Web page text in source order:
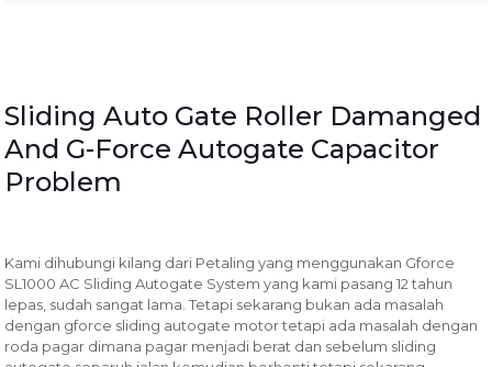
Sliding Auto Gate Roller Damanged
And G-Force Autogate Capacitor
Problem
Kami dihubungi kilang dari Petaling yang menggunakan Gforce
SL1000 AC Sliding Autogate System yang kami pasang 12 tahun
lepas, sudah sangat lama. Tetapi sekarang bukan ada masalah
dengan gforce sliding autogate motor tetapi ada masalah dengan
roda pagar dimana pagar menjadi berat dan sebelum sliding